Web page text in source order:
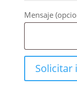
Mensaje